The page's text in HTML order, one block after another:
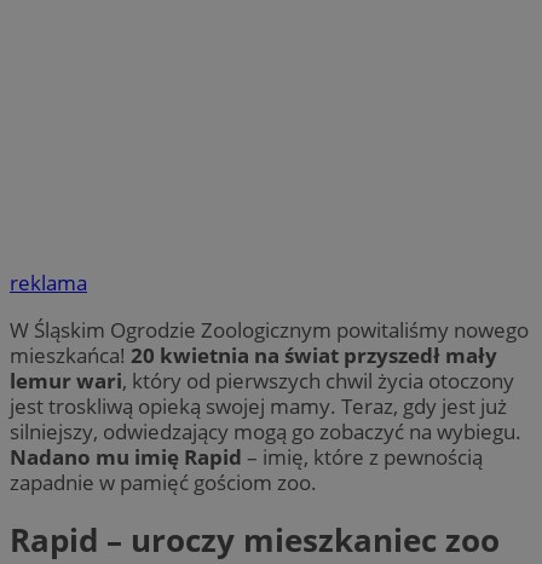
reklama
W Śląskim Ogrodzie Zoologicznym powitaliśmy nowego
mieszkańca! 20 kwietnia na świat przyszedł mały
lemur wari, który od pierwszych chwil życia otoczony
jest troskliwą opieką swojej mamy. Teraz, gdy jest już
silniejszy, odwiedzający mogą go zobaczyć na wybiegu.
Nadano mu imię Rapid – imię, które z pewnością
zapadnie w pamięć gościom zoo.
Rapid – uroczy mieszkaniec zoo